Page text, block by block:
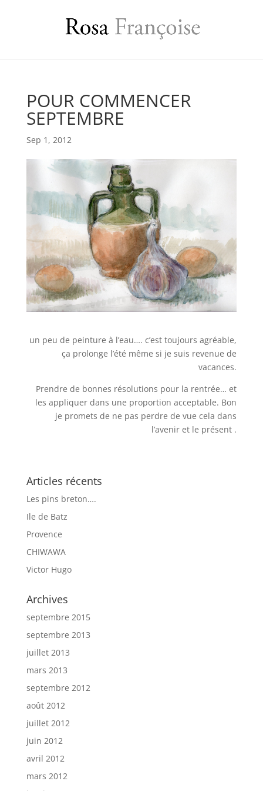
POUR COMMENCER
SEPTEMBRE
Sep 1, 2012
un peu de peinture à l’eau…. c’est toujours agréable,
ça prolonge l’été même si je suis revenue de
vacances.
Prendre de bonnes résolutions pour la rentrée… et
les appliquer dans une proportion acceptable. Bon
je promets de ne pas perdre de vue cela dans
l’avenir et le présent .
Articles récents
Les pins breton….
Ile de Batz
Provence
CHIWAWA
Victor Hugo
Archives
septembre 2015
septembre 2013
juillet 2013
mars 2013
septembre 2012
août 2012
juillet 2012
juin 2012
avril 2012
mars 2012